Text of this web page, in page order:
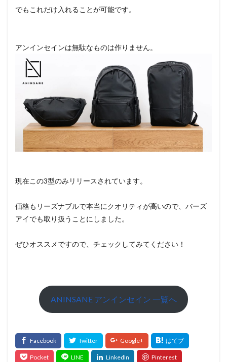
でもこれだけ入れることが可能です。
アンインセインは無駄なものは作りません。
現在この3型のみリリースされています。
価格もリーズナブルで本当にクオリティが高いので、バーズ
アイでも取り扱うことにしました。
ぜひオススメですので、チェックしてみてください！
ANINSANE アンインセイン 一覧へ